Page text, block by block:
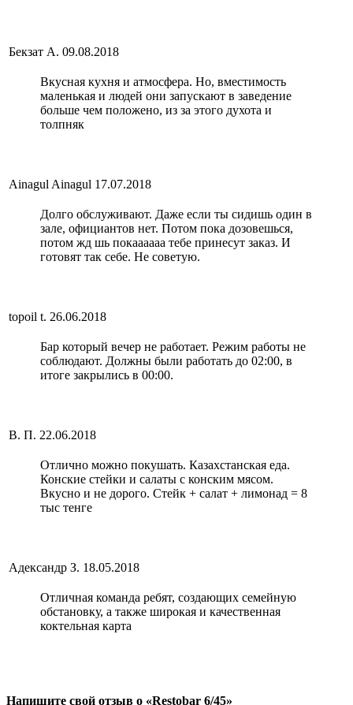
Бекзат А. 09.08.2018
Вкусная кухня и атмосфера. Но, вместимость
маленькая и людей они запускают в заведение
больше чем положено, из за этого духота и
толпняк
Ainagul Ainagul 17.07.2018
Долго обслуживают. Даже если ты сидишь один в
зале, официантов нет. Потом пока дозовешься,
потом жд шь покаааааа тебе принесут заказ. И
готовят так себе. Не советую.
topoil t. 26.06.2018
Бар который вечер не работает. Режим работы не
соблюдают. Должны были работать до 02:00, в
итоге закрылись в 00:00.
В. П. 22.06.2018
Отлично можно покушать. Казахстанская еда.
Конские стейки и салаты с конским мясом.
Вкусно и не дорого. Стейк + салат + лимонад = 8
тыс тенге
Адександр З. 18.05.2018
Отличная команда ребят, создающих семейную
обстановку, а также широкая и качественная
коктельная карта
Напишите свой отзыв о «Restobar 6/45»